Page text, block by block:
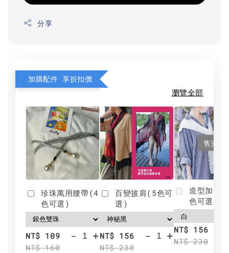
分享
加購配件 享折扣價
瀏覽全部
珍珠萬用腰帶(4
色可選)
NT$ 109
NT$ 160
- +
百變披肩(5色可
選)
NT$ 156
NT$ 230
- +
售完
造型加分
色可選)
NT$ 156
NT$ 230